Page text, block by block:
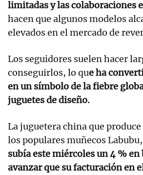
limitadas y las colaboraciones
hacen que algunos modelos
elevados en el mercado de
Los seguidores suelen hacer
conseguirlos, lo que ha
en un símbolo de la fiebre
juguetes de diseño.
La juguetera china que
los populares muñecos
subía este miércoles un 4 % en
avanzar que su facturación en